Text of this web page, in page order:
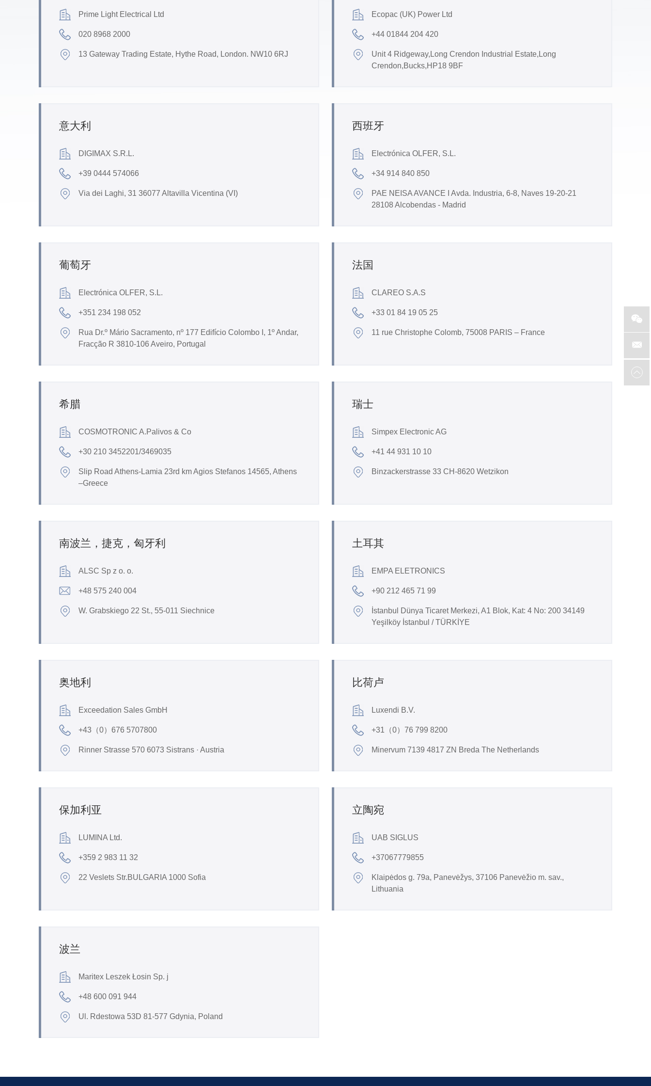
Prime Light Electrical Ltd
020 8968 2000
13 Gateway Trading Estate, Hythe Road, London. NW10 6RJ
Ecopac (UK) Power Ltd
+44 01844 204 420
Unit 4 Ridgeway,Long Crendon Industrial Estate,Long
Crendon,Bucks,HP18 9BF
意大利
DIGIMAX S.R.L.
+39 0444 574066
Via dei Laghi, 31 36077 Altavilla Vicentina (VI)
西班牙
Electrónica OLFER, S.L.
+34 914 840 850
PAE NEISA AVANCE I Avda. Industria, 6-8, Naves 19-20-21
28108 Alcobendas - Madrid
葡萄牙
Electrónica OLFER, S.L.
+351 234 198 052
Rua Dr.º Mário Sacramento, nº 177 Edifício Colombo I, 1º Andar,
Fracção R 3810-106 Aveiro, Portugal
法国
CLAREO S.A.S
+33 01 84 19 05 25
11 rue Christophe Colomb, 75008 PARIS – France
希腊
COSMOTRONIC A.Palivos & Co
+30 210 3452201/3469035
Slip Road Athens-Lamia 23rd km Agios Stefanos 14565, Athens
–Greece
瑞士
Simpex Electronic AG
+41 44 931 10 10
Binzackerstrasse 33 CH-8620 Wetzikon
南波兰，捷克，匈牙利
ALSC Sp z o. o.
+48 575 240 004
W. Grabskiego 22 St., 55-011 Siechnice
土耳其
EMPA ELETRONICS
+90 212 465 71 99
İstanbul Dünya Ticaret Merkezi, A1 Blok, Kat: 4 No: 200 34149
Yeşilköy İstanbul / TÜRKİYE
奥地利
Exceedation Sales GmbH
+43（0）676 5707800
Rinner Strasse 570 6073 Sistrans · Austria
比荷卢
Luxendi B.V.
+31（0）76 799 8200
Minervum 7139 4817 ZN Breda The Netherlands
保加利亚
LUMINA Ltd.
+359 2 983 11 32
22 Veslets Str.BULGARIA 1000 Sofia
立陶宛
UAB SIGLUS
+37067779855
Klaipėdos g. 79a, Panevėžys, 37106 Panevėžio m. sav.,
Lithuania
波兰
Maritex Leszek Łosin Sp. j
+48 600 091 944
Ul. Rdestowa 53D 81-577 Gdynia, Poland